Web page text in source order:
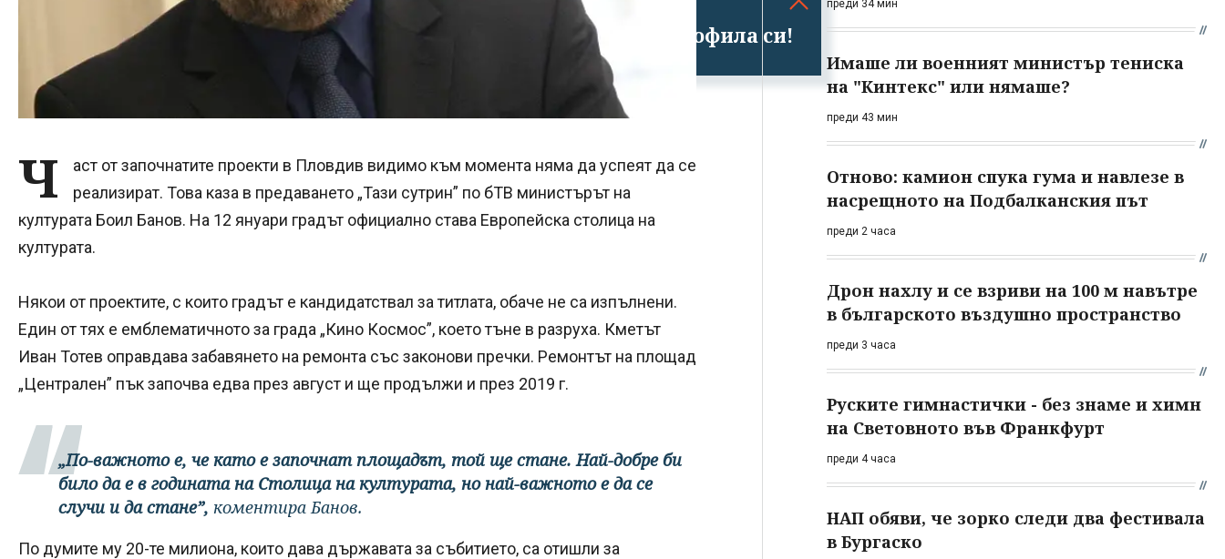
Успешно излязохте от профила си!
Ч
аст от започнатите проекти в Пловдив видимо към момента няма да успеят да се
реализират. Това каза в предаването „Тази сутрин” по бТВ министърът на
културата Боил Банов. На 12 януари градът официално става Европейска столица на
културата.
Някои от проектите, с които градът е кандидатствал за титлата, обаче не са изпълнени.
Един от тях е емблематичното за града „Кино Космос”, което тъне в разруха. Кметът
Иван Тотев оправдава забавянето на ремонта със законови пречки. Ремонтът на площад
„Централен” пък започва едва през август и ще продължи и през 2019 г.
„По-важното е, че като е започнат площадът, той ще стане. Най-добре би
било да е в годината на Столица на културата, но най-важното е да се
случи и да стане”, коментира Банов.
По думите му 20-те милиона, които дава държавата за събитието, са отишли за
преди 34 мин
Имаше ли военният министър тениска
на "Кинтекс" или нямаше?
преди 43 мин
Отново: камион спука гума и навлезе в
насрещното на Подбалканския път
преди 2 часа
Дрон нахлу и се взриви на 100 м навътре
в българското въздушно пространство
преди 3 часа
Руските гимнастички - без знаме и химн
на Световното във Франкфурт
преди 4 часа
НАП обяви, че зорко следи два фестивала
в Бургаско